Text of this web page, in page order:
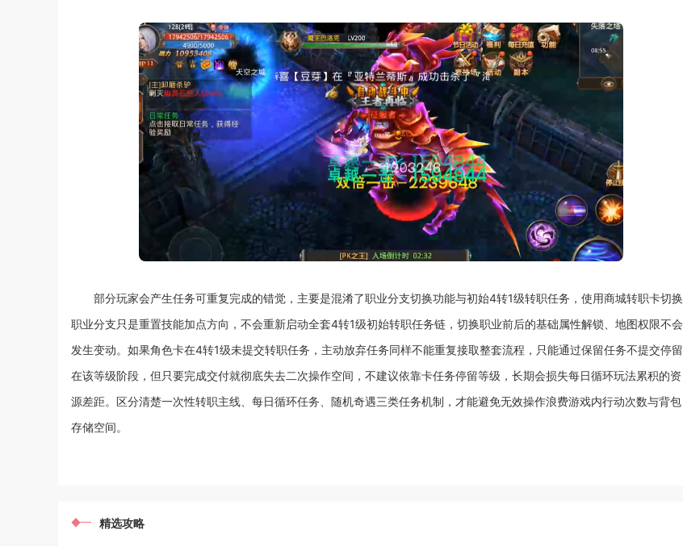
部分玩家会产生任务可重复完成的错觉，主要是混淆了职业分支切换功能与初始4转1级转职任务，使用商城转职卡切换
职业分支只是重置技能加点方向，不会重新启动全套4转1级初始转职任务链，切换职业前后的基础属性解锁、地图权限不会
发生变动。如果角色卡在4转1级未提交转职任务，主动放弃任务同样不能重复接取整套流程，只能通过保留任务不提交停留
在该等级阶段，但只要完成交付就彻底失去二次操作空间，不建议依靠卡任务停留等级，长期会损失每日循环玩法累积的资
源差距。区分清楚一次性转职主线、每日循环任务、随机奇遇三类任务机制，才能避免无效操作浪费游戏内行动次数与背包
存储空间。
精选攻略